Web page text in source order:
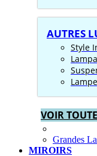
AUTRES
Style
VOIR
Grandes
MIROIRS